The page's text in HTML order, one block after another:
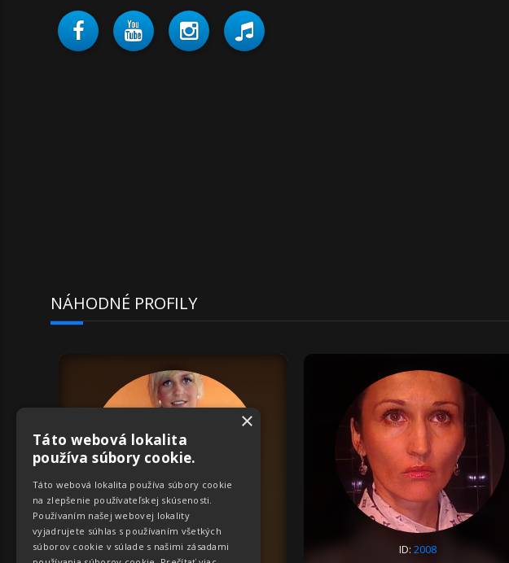
NÁHODNÉ PROFILY
ID:2206 ID: 2008
×
Táto webová lokalita
používa súbory cookie.
Táto webová lokalita používa súbory cookie
na zlepšenie používateľskej skúsenosti.
Používaním našej webovej lokality
vyjadrujete súhlas s používaním všetkých
súborov cookie v súlade s našimi zásadami